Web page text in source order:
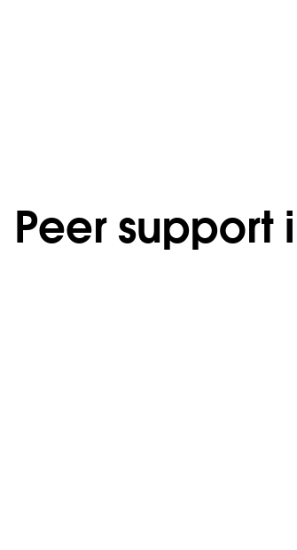
Peer support